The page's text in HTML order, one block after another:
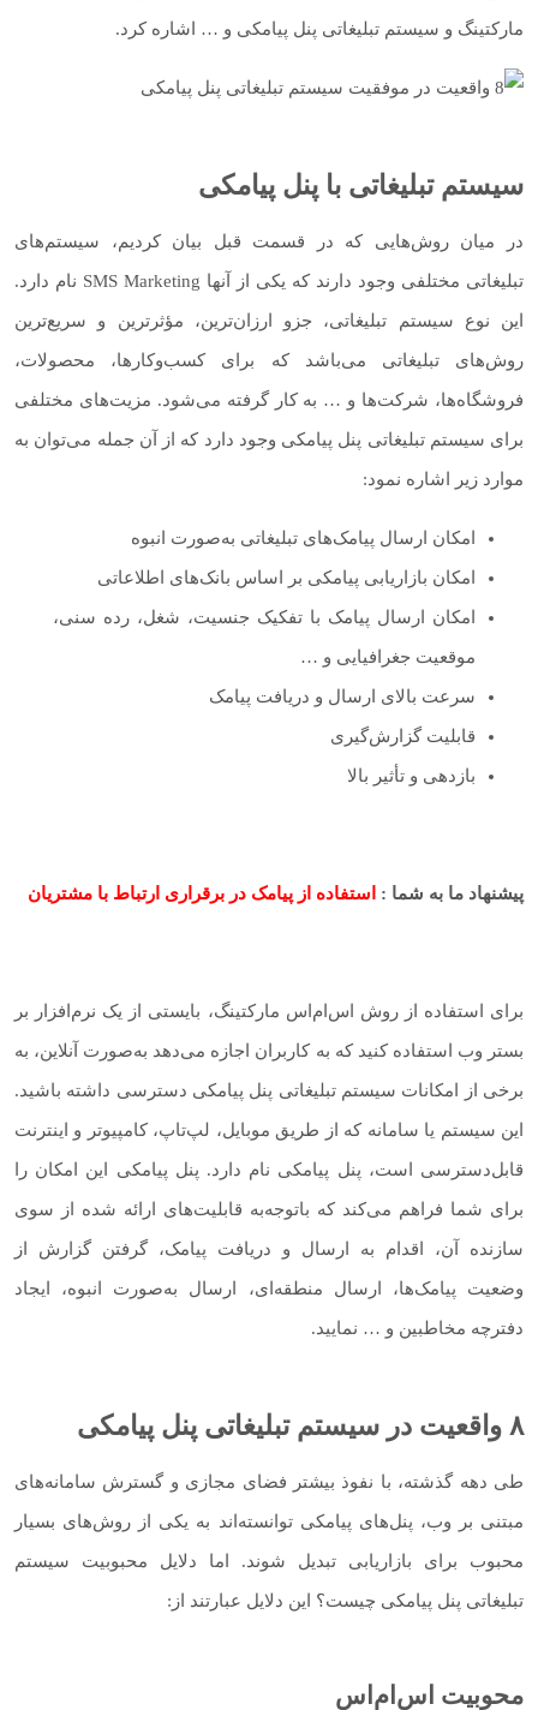
مارکتینگ و سیستم تبلیغاتی پنل پیامکی و … اشاره کرد.
سیستم تبلیغاتی با پنل پیامکی
در میان روش‌هایی که در قسمت قبل بیان کردیم، سیستم‌های
تبلیغاتی مختلفی وجود دارند که یکی از آنها SMS Marketing نام دارد.
این نوع سیستم تبلیغاتی، جزو ارزان‌ترین، مؤثرترین و سریع‌ترین
روش‌های تبلیغاتی می‌باشد که برای کسب‌و‌کارها، محصولات،
فروشگاه‌ها، شرکت‌ها و … به کار گرفته می‌شود. مزیت‌های مختلفی
برای سیستم تبلیغاتی پنل پیامکی وجود دارد که از آن جمله می‌توان به
موارد زیر اشاره نمود:
امکان ارسال پیامک‌های تبلیغاتی به‌صورت انبوه
امکان بازاریابی پیامکی بر اساس بانک‌های اطلاعاتی
امکان ارسال پیامک با تفکیک جنسیت، شغل، رده سنی،
موقعیت جغرافیایی و …
سرعت بالای ارسال و دریافت پیامک
قابلیت گزارش‌گیری
بازدهی و تأثیر بالا
پیشنهاد ما به شما : استفاده از پیامک در برقراری ارتباط با مشتریان
برای استفاده از روش اس‌ام‌اس مارکتینگ، بایستی از یک نرم‌افزار بر
بستر وب استفاده کنید که به کاربران اجازه می‌دهد به‌صورت آنلاین، به
برخی از امکانات سیستم تبلیغاتی پنل پیامکی دسترسی داشته باشید.
این سیستم یا سامانه که از طریق موبایل، لپ‌تاپ، کامپیوتر و اینترنت
قابل‌دسترسی است، پنل پیامکی نام دارد. پنل پیامکی این امکان را
برای شما فراهم می‌کند که باتوجه‌به قابلیت‌های ارائه شده از سوی
سازنده آن، اقدام به ارسال و دریافت پیامک، گرفتن گزارش از
وضعیت پیامک‌ها، ارسال منطقه‌ای، ارسال به‌صورت انبوه، ایجاد
دفترچه مخاطبین و … نمایید.
۸ واقعیت در سیستم تبلیغاتی پنل پیامکی
طی دهه گذشته، با نفوذ بیشتر فضای مجازی و گسترش سامانه‌های
مبتنی بر وب، پنل‌های پیامکی توانسته‌اند به یکی از روش‌های بسیار
محبوب برای بازاریابی تبدیل شوند. اما دلایل محبوبیت سیستم
تبلیغاتی پنل پیامکی چیست؟ این دلایل عبارتند از:
محوبیت اس‌ام‌اس